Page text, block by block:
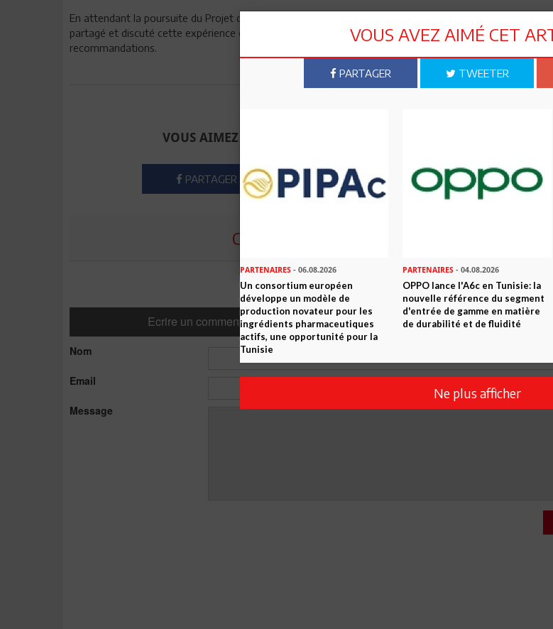
En attendant la poursuite du Projet dans les gouvernorats de Béjà et de Jendouba, les participants du
partagé et discuté cette expérience en mettant en exergue les leçons tirées et en formulant des
recommandations.
VOUS AIMEZ CET ARTICLE ? PARTAGEZ-LE AVEC VOS AMIS !
PARTAGER TWEETER ABONNEZ-VOUS
COMMENTER CET ARTICLE
0
Ecrire un commentaire Commenter
Nom
Email
Message
VOUS AVEZ AIMÉ CET
PARTAGER TWEETER
PARTENAIRES - 06.08.2026
Un consortium européen
développe un modèle de
production novateur pour les
ingrédients pharmaceutiques
actifs, une opportunité pour la
Tunisie
PARTENAIRES - 04.08.2026
OPPO lance l'A6c en Tunisie: la
nouvelle référence du segment
d'entrée de gamme en matière
de durabilité et de fluidité
Ne plus afficher